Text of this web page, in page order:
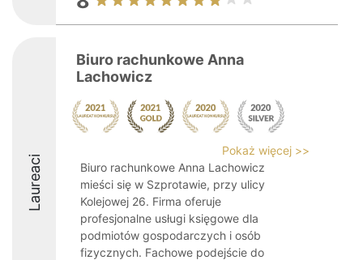
Laureaci
Biuro rachunkowe Anna
Lachowicz
Pokaż więcej >>
Biuro rachunkowe Anna Lachowicz
mieści się w Szprotawie, przy ulicy
Kolejowej 26. Firma oferuje
profesjonalne usługi księgowe dla
podmiotów gospodarczych i osób
fizycznych. Fachowe podejście do